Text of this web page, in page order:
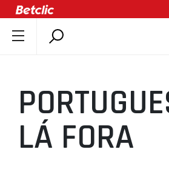
ÚLTIMAS
COMPETIÇÕES
ASSOCIAÇÕES
LÁ FORA